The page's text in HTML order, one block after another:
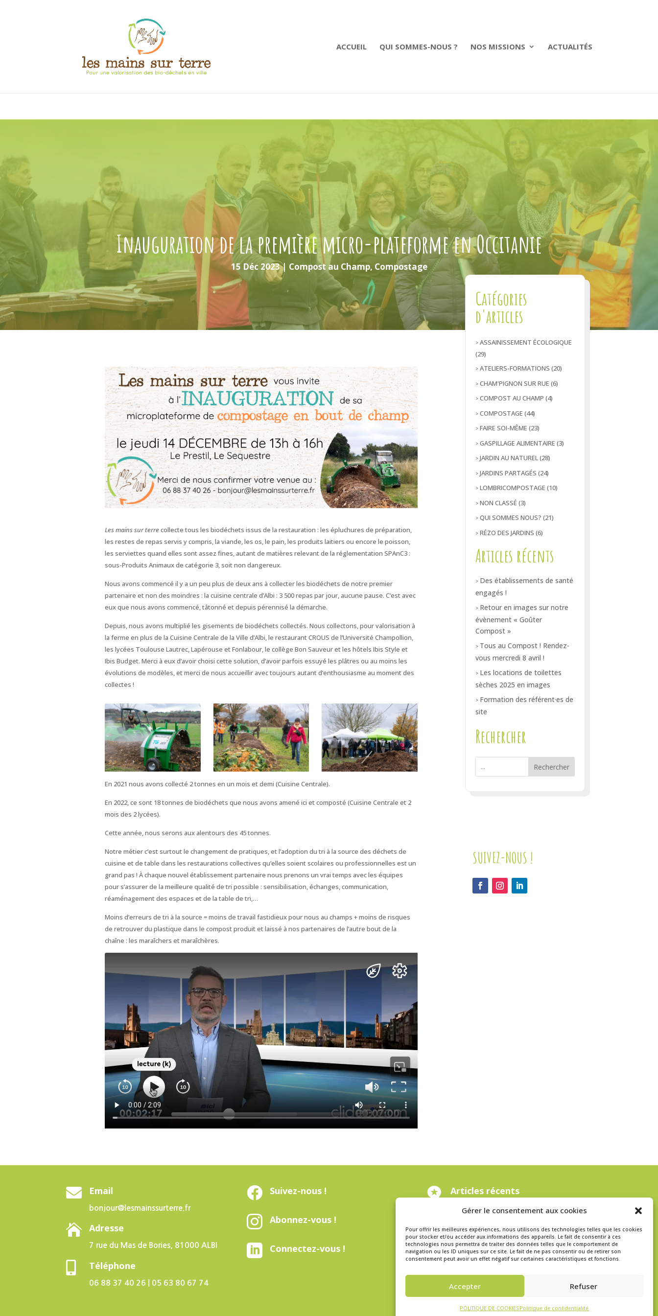
Gérer le consentement aux cookies
Pour offrir les meilleures expériences, nous utilisons des technologies telles que les cookies
pour stocker et/ou accéder aux informations des appareils. Le fait de consentir à ces
technologies nous permettra de traiter des données telles que le comportement de
navigation ou les ID uniques sur ce site. Le fait de ne pas consentir ou de retirer son
consentement peut avoir un effet négatif sur certaines caractéristiques et fonctions.
Accepter Refuser
POLITIQUE DE COOKIESPolitique de confidentialité
ACCUEIL QUI SOMMES-NOUS ? NOS MISSIONS ACTUALITÉS
Inauguration de la première micro-plateforme en Occitanie
15 Déc 2023| Compost au Champ, Compostage
Les mains sur terrecollecte tous les biodéchets issus de la restauration : les épluchures de préparation,
les restes de repas servis y compris, la viande, les os, le pain, les produits laitiers ou encore le poisson,
les serviettes quand elles sont assez fines, autant de matières relevant de la réglementation SPAnC3 :
sous-Produits Animaux de catégorie 3, soit non dangereux.
Nous avons commencé il y a un peu plus de deux ans à collecter les biodéchets de notre premier
partenaire et non des moindres : la cuisine centrale d’Albi : 3 500 repas par jour, aucune pause. C’est avec
eux que nous avons commencé, tâtonné et depuis pérennisé la démarche.
Depuis, nous avons multiplié les gisements de biodéchets collectés. Nous collectons, pour valorisation à
la ferme en plus de la Cuisine Centrale de la Ville d’Albi, le restaurant CROUS de l’Université Champollion,
les lycées Toulouse Lautrec, Lapérouse et Fonlabour, le collège Bon Sauveur et les hôtels Ibis Style et
Ibis Budget. Merci à eux d’avoir choisi cette solution, d’avoir parfois essuyé les plâtres ou au moins les
évolutions de modèles, et merci de nous accueillir avec toujours autant d’enthousiasme au moment des
collectes !
En 2021 nous avons collecté 2 tonnes en un mois et demi (Cuisine Centrale).
En 2022, ce sont 18 tonnes de biodéchets que nous avons amené ici et composté (Cuisine Centrale et 2
mois des 2 lycées).
Cette année, nous serons aux alentours des 45 tonnes.
Notre métier c’est surtout le changement de pratiques, et l’adoption du tri à la source des déchets de
cuisine et de table dans les restaurations collectives qu’elles soient scolaires ou professionnelles est un
grand pas ! Àchaque nouvel établissement partenaire nous prenons un vrai temps avec les équipes
pour s’assurer de la meilleure qualité de tri possible : sensibilisation, échanges, communication,
réaménagement des espaces et de la table de tri,…
Moins d’erreurs de tri à la source = moins de travail fastidieux pour nous au champs + moins de risques
de retrouver du plastique dans le compost produit et laissé à nos partenaires de l’autre bout de la
chaîne : les maraîchers et maraîchères.
Catégories
d'articles
ASSAINISSEMENT ÉCOLOGIQUE
(29)
ATELIERS-FORMATIONS (20)
CHAM'PIGNON SUR RUE (6)
COMPOST AU CHAMP (4)
COMPOSTAGE (44)
FAIRE SOI-MÊME (23)
GASPILLAGE ALIMENTAIRE (3)
JARDIN AU NATUREL(28)
JARDINS PARTAGÉS (24)
LOMBRICOMPOSTAGE (10)
NON CLASSÉ (3)
QUI SOMMES NOUS? (21)
RÉZO DES JARDINS (6)
Articles récents
Des établissements de santé
engagés !
Retour en images sur notre
évènement « Goûter
Compost »
Tous au Compost ! Rendez-
vous mercredi 8 avril !
Les locations de toilettes
sèches 2025 en images
Formation des référent·es de
site
Rechercher
Rechercher
SUIVEZ-NOUS !
 Email
bonjour@lesmainssurterre.fr
 Adresse
7 rue du Mas de Bories, 81000 ALBI
 Téléphone
06 88 37 40 26 | 05 63 80 67 74
 Suivez-nous !
 Abonnez-vous !
 Connectez-vous !
 Articles récents
DES ÉTABLISSEMENTS
DE SANTÉ ENGAGÉS !